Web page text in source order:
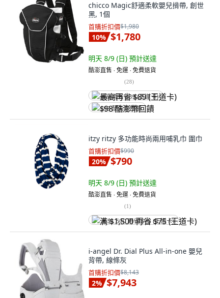
chicco Magic舒適柔軟嬰兒揹帶, 創世
黑, 1個
首購折扣價$1,980
10% $1,780
明天 8/9 (日) 預計送達
酷澎直售 ∙ 免運 ∙ 免費退貨
(28)
最高再省 $89 (王道卡)
$98 酷澎幣回饋
itzy ritzy 多功能時尚兩用哺乳巾 圍巾
首購折扣價$990
20% $790
明天 8/9 (日) 預計送達
酷澎直售 ∙ 免運 ∙ 免費退貨
(1)
满 $1,500 再省 $75 (王道卡)
i-angel Dr. Dial Plus All-in-one 嬰兒
背帶, 線條灰
首購折扣價$8,143
2% $7,943